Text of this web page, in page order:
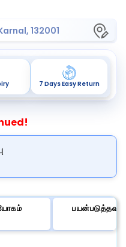
132001
7 Days Easy Return
பயன்படுத்தவும்